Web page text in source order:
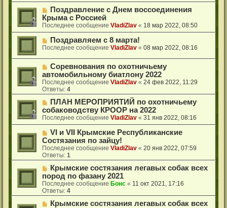
Поздравление с Днем воссоединения
Крыма с Россией
Последнее сообщениеVladiZlav « 18 мар 2022, 08:50
Поздравляем с 8 марта!
Последнее сообщениеVladiZlav «08 мар 2022, 08:16
Соревнования по охотничьему
автомобильному биатлону 2022
Последнее сообщениеVladiZlav «24 фев 2022, 11:29
Ответы:4
ПЛАН МЕРОПРИЯТИЙ по охотничьему
собаководству КРООР на 2022
Последнее сообщениеVladiZlav «31 янв 2022, 08:16
VI и VII Крымские Республиканские
Состязания по зайцу!
Последнее сообщениеVladiZlav «20 янв 2022, 07:59
Ответы:1
Крымские cостязания легавых собак всех
пород по фазану 2021
Последнее сообщениеБонс « 11 окт 2021, 17:16
Ответы:4
Крымские состязания легавых собак всех